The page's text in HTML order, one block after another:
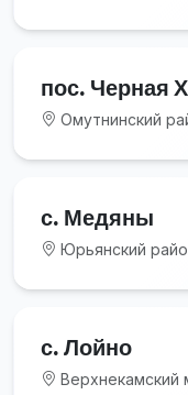
пос. Черная
Омутнинский
с. Медяны
Юрьянский
с. Лойно
Верхнекамский